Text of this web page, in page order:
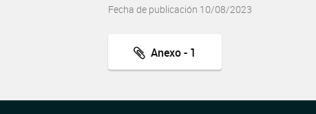
Fecha de publicación 10/08/2023
Anexo - 1